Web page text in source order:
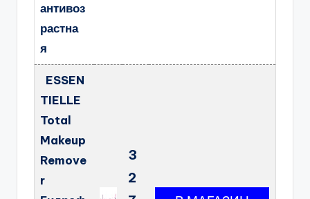
антивоз
растна
я
ESSEN
TIELLE
Total
Makeup
Remove
r
3
2